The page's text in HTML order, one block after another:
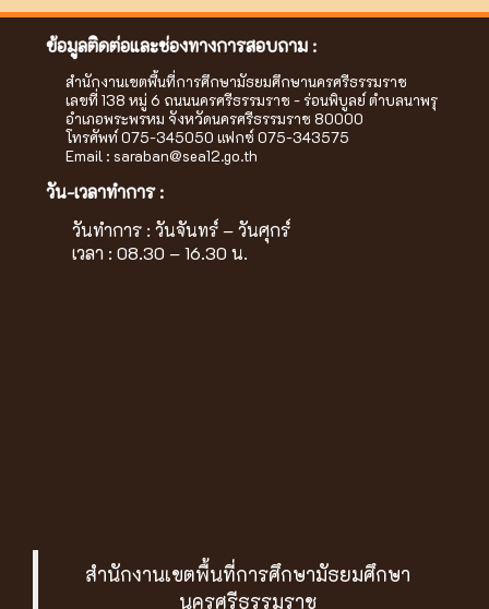
ข้อมูลติดต่อและช่องทางการสอบถาม :
สำนักงานเขตพื้นที่การศึกษามัธยมศึกษานครศรีธรรมราช
เลขที่ 138 หมู่ 6 ถนนนครศรีธรรมราช - ร่อนพิบูลย์ ตำบลนาพรุ
อำเภอพระพรหม จังหวัดนครศรีธรรมราช 80000
โทรศัพท์ 075-345050 แฟกซ์ 075-343575
Email : saraban@sea12.go.th
วัน-เวลาทำการ :
วันทำการ : วันจันทร์ – วันศุกร์
เวลา : 08.30 – 16.30 น.
สำนักงานเขตพื้นที่การศึกษามัธยมศึกษา
นครศรีธรรมราช